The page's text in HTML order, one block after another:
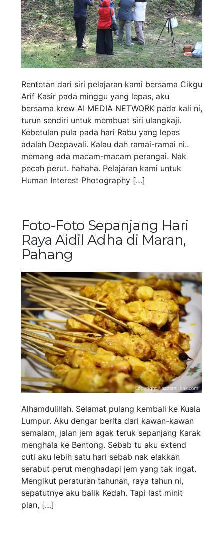
Rentetan dari siri pelajaran kami bersama Cikgu
Arif Kasir pada minggu yang lepas, aku
bersama krew AI MEDIA NETWORK pada kali ni,
turun sendiri untuk membuat siri ulangkaji.
Kebetulan pula pada hari Rabu yang lepas
adalah Deepavali. Kalau dah ramai-ramai ni..
memang ada macam-macam perangai. Nak
pecah perut. hahaha. Pelajaran kami untuk
Human Interest Photography […]
Foto-Foto Sepanjang Hari
Raya Aidil Adha di Maran,
Pahang
Alhamdulillah. Selamat pulang kembali ke Kuala
Lumpur. Aku dengar berita dari kawan-kawan
semalam, jalan jem agak teruk sepanjang Karak
menghala ke Bentong. Sebab tu aku extend
cuti aku lebih satu hari sebab nak elakkan
serabut perut menghadapi jem yang tak ingat.
Mengikut peraturan tahunan, raya tahun ni,
sepatutnye aku balik Kedah. Tapi last minit
plan, […]